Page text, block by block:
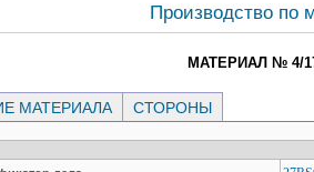
Производство по
МАТЕРИАЛ № 4/
МАТЕРИАЛА СТОРОНЫ